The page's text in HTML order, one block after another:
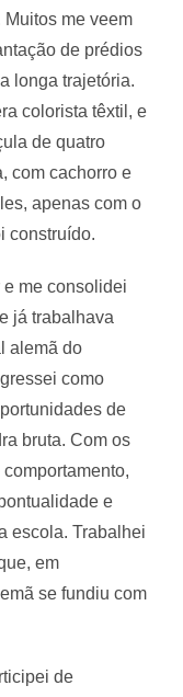
me veem
de prédios
longa trajetória.
colorista têxtil, e
de quatro
com cachorro e
apenas com o
construído.
me consolidei
já trabalhava
alemã do
como
de
bruta. Com os
e
escola. Trabalhei
em
se fundiu com
de